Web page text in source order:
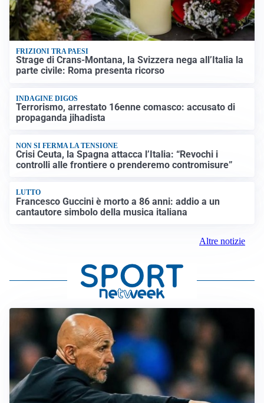
FRIZIONI TRA PAESI
Strage di Crans-Montana, la Svizzera nega all’Italia la
parte civile: Roma presenta ricorso
INDAGINE DIGOS
Terrorismo, arrestato 16enne comasco: accusato di
propaganda jihadista
NON SI FERMA LA TENSIONE
Crisi Ceuta, la Spagna attacca l’Italia: “Revochi i
controlli alle frontiere o prenderemo contromisure”
LUTTO
Francesco Guccini è morto a 86 anni: addio a un
cantautore simbolo della musica italiana
Altre notizie